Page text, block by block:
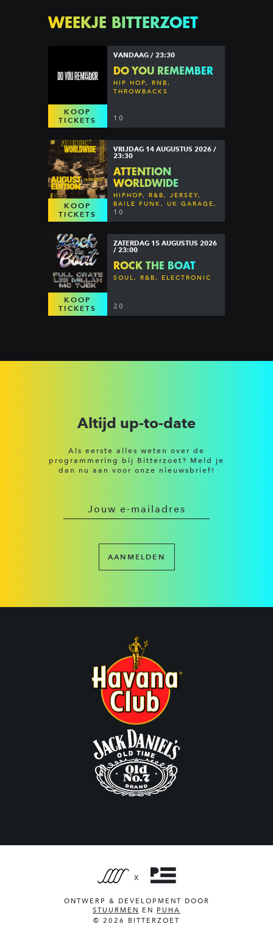
WEEKJE BITTERZOET
KOOP
TICKETS
VANDAAG / 23:30
DO YOU REMEMBER
HIP HOP, RNB,
THROWBACKS
10
KOOP
TICKETS
VRIJDAG 14 AUGUSTUS 2026 /
23:30
ATTENTION
WORLDWIDE
HIPHOP, R&B, JERSEY,
BAILE FUNK, UK GARAGE,
DANCEHALL & MORE
10
KOOP
TICKETS
ZATERDAG 15 AUGUSTUS 2026
/ 23:00
ROCK THE BOAT
SOUL, R&B, ELECTRONIC
20
Altijd up-to-date
Als eerste alles weten over de
programmering bij Bitterzoet? Meld je
dan nu aan voor onze nieuwsbrief!
AANMELDEN
X
ONTWERP & DEVELOPMENT DOOR
STUURMEN
EN PUHA
© 2026 BITTERZOET